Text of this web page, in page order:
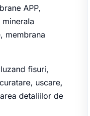
APP,
membrana
fisuri,
uscare,
detaliilor de